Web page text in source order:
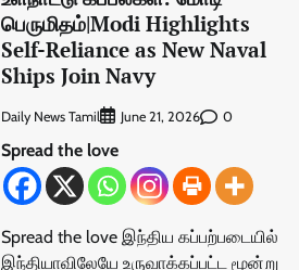
பெருமிதம்|Modi Highlights
Self-Reliance as New Naval
Ships Join Navy
Daily News Tamil June 21, 2026 0
Spread the love
Spread the love இந்திய கப்பற்படையில்
இந்தியாவிலேயே உருவாக்கப்பட்ட மூன்று